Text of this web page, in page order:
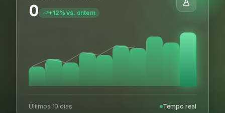
0 +12% vs. ontem
Últimos 10 dias Tempo real